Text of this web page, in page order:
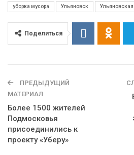
уборка мусора Ульяновск
Поделиться
ПРЕДЫДУЩИЙ
МАТЕРИАЛ
Более 1500 жителей
Подмосковья
присоединились к
проекту «Уберу»